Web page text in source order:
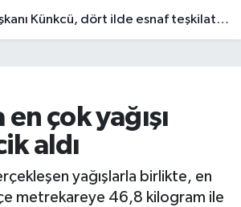
Künkcü, dört ilde esnaf teşkilatlarıyla buluştu
çok yağışı
aldı
yağışlarla birlikte, en
metrekareye 46,8 kilogram ile